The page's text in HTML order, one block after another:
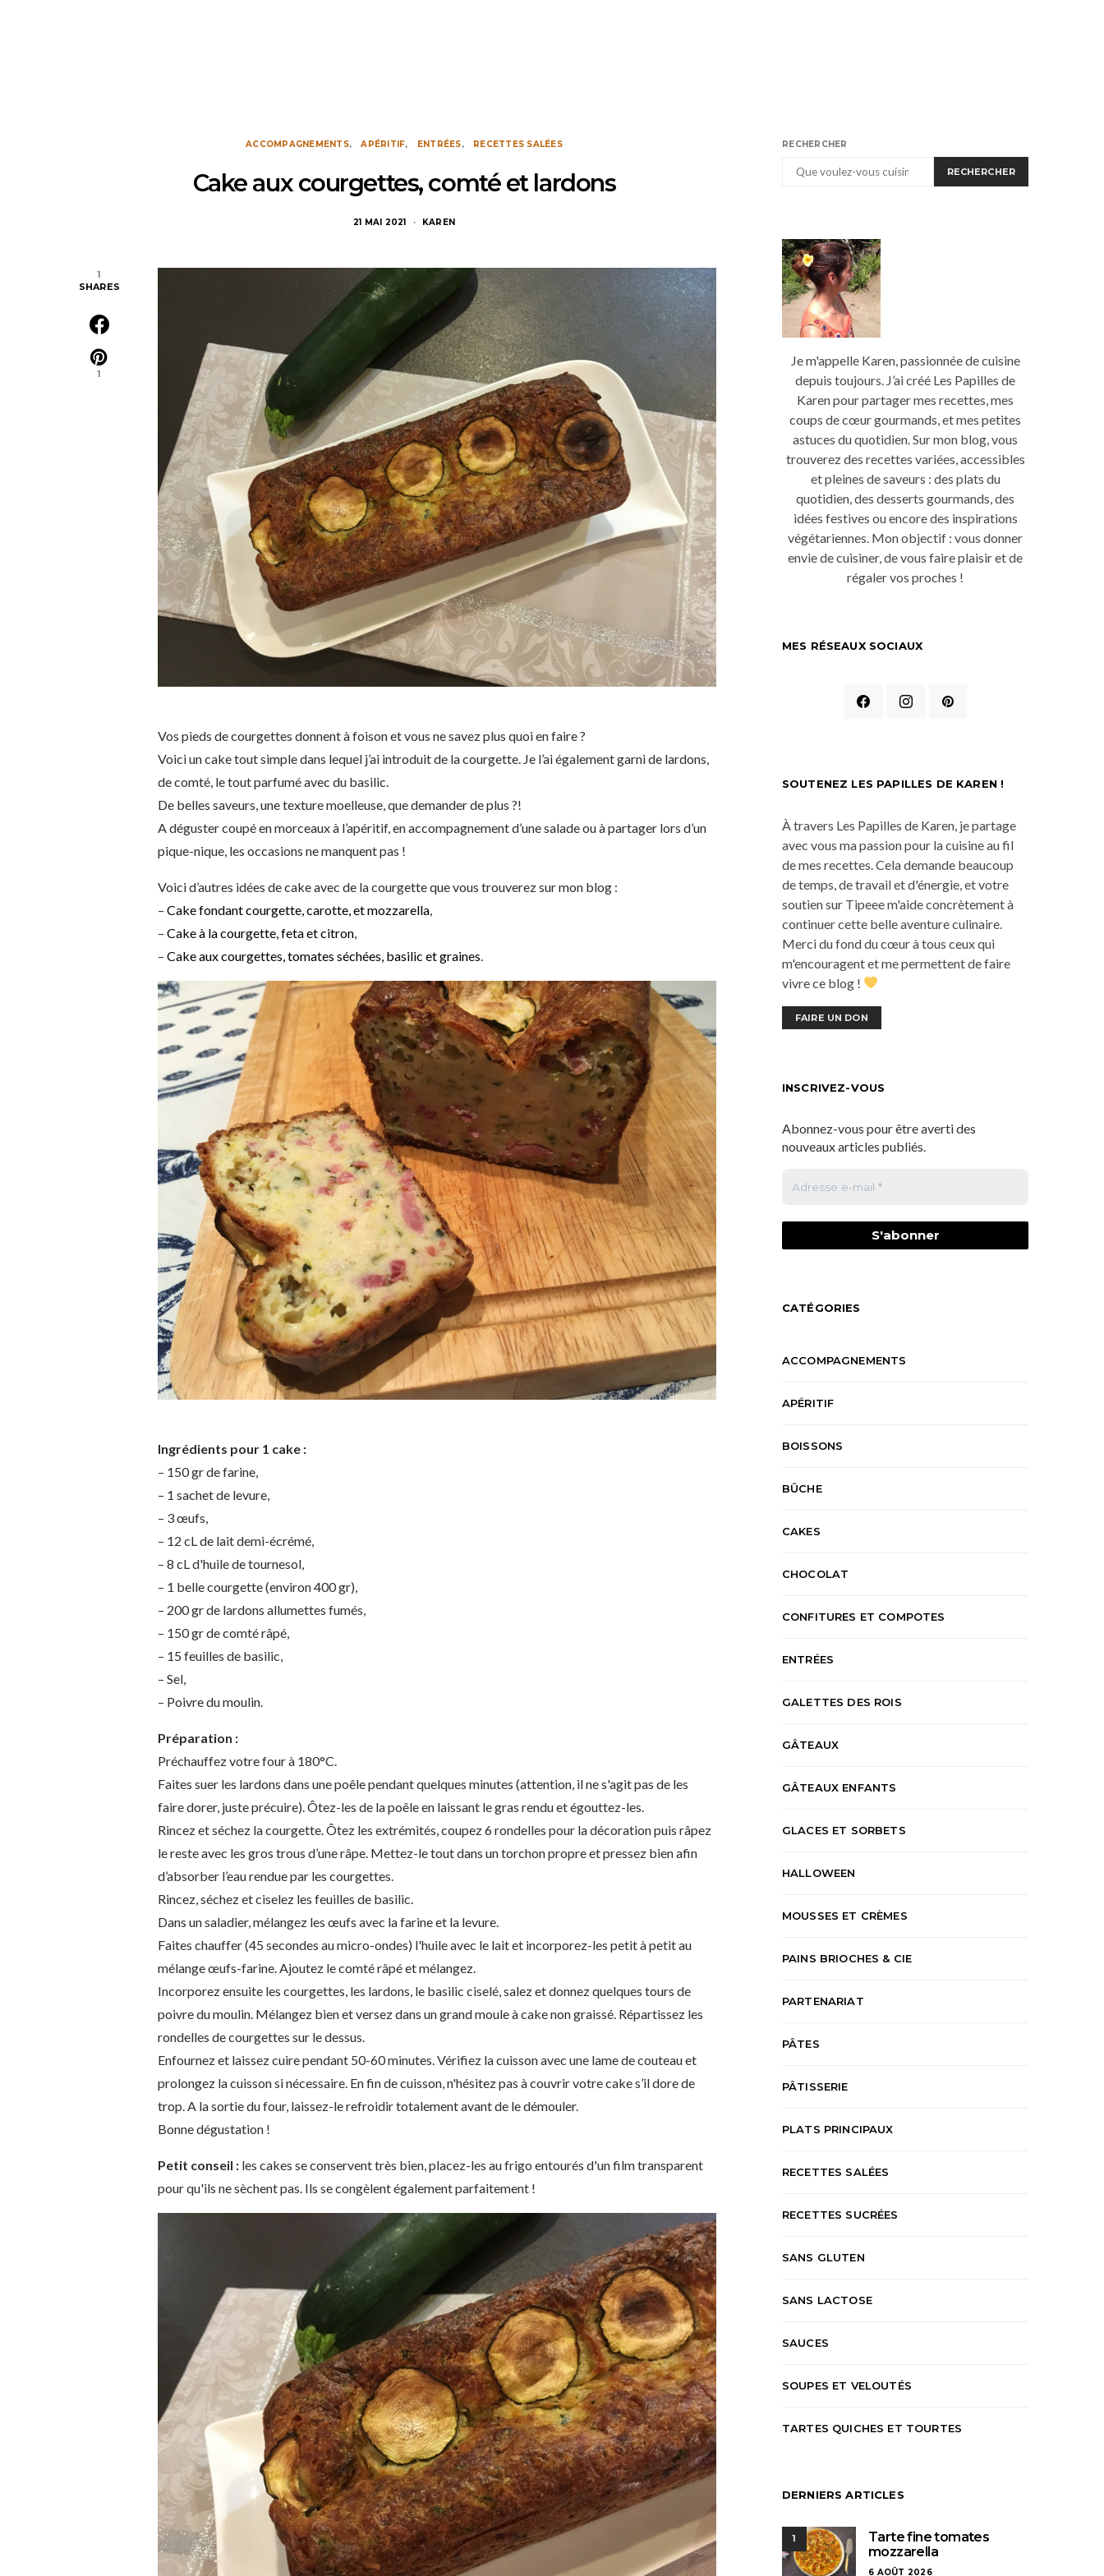
ACCOMPAGNEMENTS APÉRITIF ENTRÉES RECETTES SALÉES
Cake aux courgettes, comté et lardons
21 MAI 2021 KAREN
1
SHARES
1
Vos pieds de courgettes donnent à foison et vous ne savez plus quoi en faire ?
Voici un cake tout simple dans lequel j’ai introduit de la courgette. Je l’ai également garni de lardons,
de comté, le tout parfumé avec du basilic.
De belles saveurs, une texture moelleuse, que demander de plus ?!
A déguster coupé en morceaux à l’apéritif, en accompagnement d’une salade ou à partager lors d’un
pique-nique, les occasions ne manquent pas !
Voici d’autres idées de cake avec de la courgette que vous trouverez sur mon blog :
– Cake fondant courgette, carotte, et mozzarella,
– Cake à la courgette, feta et citron,
– Cake aux courgettes, tomates séchées, basilic et graines.
Ingrédients pour 1 cake :
– 150 gr de farine,
– 1 sachet de levure,
– 3 œufs,
– 12 cL de lait demi-écrémé,
– 8 cL d'huile de tournesol,
– 1 belle courgette (environ 400 gr),
– 200 gr de lardons allumettes fumés,
– 150 gr de comté râpé,
– 15 feuilles de basilic,
– Sel,
– Poivre du moulin.
Préparation :
Préchauffez votre four à 180°C.
Faites suer les lardons dans une poêle pendant quelques minutes (attention, il ne s'agit pas de les
faire dorer, juste précuire). Ôtez-les de la poêle en laissant le gras rendu et égouttez-les.
Rincez et séchez la courgette. Ôtez les extrémités, coupez 6 rondelles pour la décoration puis râpez
le reste avec les gros trous d’une râpe. Mettez-le tout dans un torchon propre et pressez bien afin
d’absorber l’eau rendue par les courgettes.
Rincez, séchez et ciselez les feuilles de basilic.
Dans un saladier, mélangez les œufs avec la farine et la levure.
Faites chauffer (45 secondes au micro-ondes) l'huile avec le lait et incorporez-les petit à petit au
mélange œufs-farine. Ajoutez le comté râpé et mélangez.
Incorporez ensuite les courgettes, les lardons, le basilic ciselé, salez et donnez quelques tours de
poivre du moulin. Mélangez bien et versez dans un grand moule à cake non graissé. Répartissez les
rondelles de courgettes sur le dessus.
Enfournez et laissez cuire pendant 50-60 minutes. Vérifiez la cuisson avec une lame de couteau et
prolongez la cuisson si nécessaire. En fin de cuisson, n'hésitez pas à couvrir votre cake s’il dore de
trop. A la sortie du four, laissez-le refroidir totalement avant de le démouler.
Bonne dégustation !
Petit conseil : les cakes se conservent très bien, placez-les au frigo entourés d'un film transparent
pour qu'ils ne sèchent pas. Ils se congèlent également parfaitement !
RECHERCHER
RECHERCHER
Je m'appelle Karen, passionnée de cuisine
depuis toujours. J’ai créé Les Papilles de
Karen pour partager mes recettes, mes
coups de cœur gourmands, et mes petites
astuces du quotidien. Sur mon blog, vous
trouverez des recettes variées, accessibles
et pleines de saveurs : des plats du
quotidien, des desserts gourmands, des
idées festives ou encore des inspirations
végétariennes. Mon objectif : vous donner
envie de cuisiner, de vous faire plaisir et de
régaler vos proches !
MES RÉSEAUX SOCIAUX
SOUTENEZ LES PAPILLES DE KAREN !
À travers Les Papilles de Karen, je partage
avec vous ma passion pour la cuisine au fil
de mes recettes. Cela demande beaucoup
de temps, de travail et d'énergie, et votre
soutien sur Tipeee m'aide concrètement à
continuer cette belle aventure culinaire.
Merci du fond du cœur à tous ceux qui
m'encouragent et me permettent de faire
vivre ce blog !
FAIRE UN DON
INSCRIVEZ-VOUS
Abonnez-vous pour être averti des
nouveaux articles publiés.
CATÉGORIES
ACCOMPAGNEMENTS
APÉRITIF
BOISSONS
BÛCHE
CAKES
CHOCOLAT
CONFITURES ET COMPOTES
ENTRÉES
GALETTES DES ROIS
GÂTEAUX
GÂTEAUX ENFANTS
GLACES ET SORBETS
HALLOWEEN
MOUSSES ET CRÈMES
PAINS BRIOCHES & CIE
PARTENARIAT
PÂTES
PÂTISSERIE
PLATS PRINCIPAUX
RECETTES SALÉES
RECETTES SUCRÉES
SANS GLUTEN
SANS LACTOSE
SAUCES
SOUPES ET VELOUTÉS
TARTES QUICHES ET TOURTES
DERNIERS ARTICLES
1
Tarte fine tomates
mozzarella
6 AOÛT 2026